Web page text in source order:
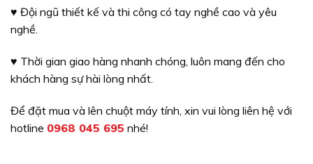
♥ Đội ngũ thiết kế và thi công có tay nghề cao và yêu
nghề.
♥ Thời gian giao hàng nhanh chóng, luôn mang đến cho
khách hàng sự hài lòng nhất.
Để đặt mua và lên chuột máy tính, xin vui lòng liên hệ với
hotline 0968 045 695 nhé!